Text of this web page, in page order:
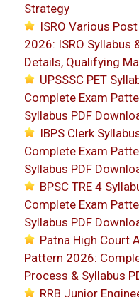
Strategy
ISRO Various
2026: ISRO Syllabus
Details, Qualifying
UPSSSC PET
Complete Exam
Syllabus PDF
IBPS Clerk
Complete Exam
Syllabus PDF
BPSC TRE 4
Complete Exam
Syllabus PDF
Patna High Court
Pattern 2026:
Process & Syllabus
RRB Junior